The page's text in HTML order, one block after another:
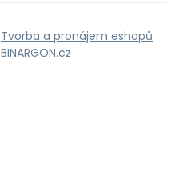
Tvorba a pronájem eshopů
BINARGON.cz